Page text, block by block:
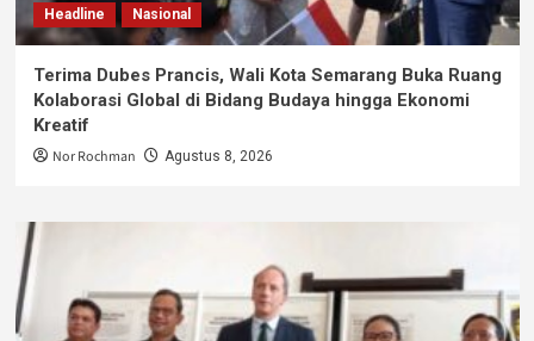
Headline Nasional
Terima Dubes Prancis, Wali Kota Semarang Buka Ruang
Kolaborasi Global di Bidang Budaya hingga Ekonomi
Kreatif
Nor Rochman Agustus 8, 2026